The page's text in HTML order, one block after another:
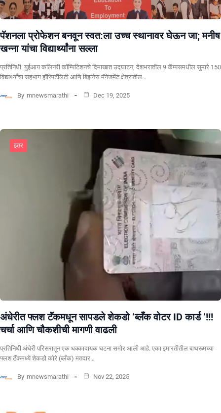
पॅशनला प्रोफेशन बनवून स्वत:ला उच्च स्थानावर घेऊन जा; मनीष
खन्ना यांचा विद्यार्थ्यांना सल्ला
प्रतिनिधी. युईआय कलिनरी कॉम्पिटिशनचे दिमाखात उद्घाटन; देशभरातील 9 कॅम्पसमधील सुमारे 150
विद्यार्थ्यांचा सहभाग हॉस्पिटॅलिटी आणि बिझनेस मॅनेजमेंट क्षेत्रातील…
By mnewsmarathi Dec 19, 2025
इतर
अंधेरीत फ्लश टॅंकमधून सापडले शेकडो ‘ब्लँक वोटर ID कार्ड ‘!!!
चर्चा आणि चौकशीची मागणी वाढली
प्रतिनिधी अंधेरी परिसरातून एक धक्कादायक घटना समोर आली आहे. एका इमारतीतील बाथरूमच्या
फ्लश टॅंकमध्ये शेकडो कोरे (ब्लँक) मतदार…
By mnewsmarathi Nov 22, 2025